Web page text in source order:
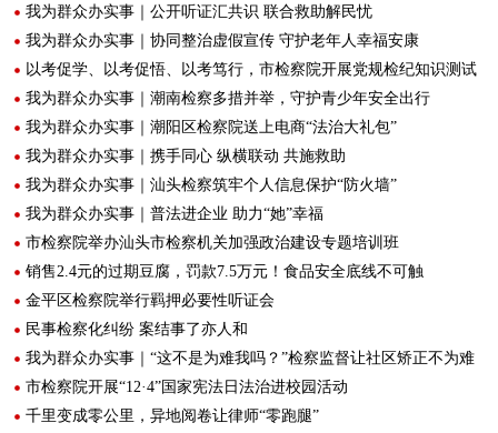
我为群众办实事｜公开听证汇共识 联合救助解民忧
我为群众办实事｜协同整治虚假宣传 守护老年人幸福安康
以考促学、以考促悟、以考笃行，市检察院开展党规检纪知识测试
我为群众办实事｜潮南检察多措并举，守护青少年安全出行
我为群众办实事｜潮阳区检察院送上电商“法治大礼包”
我为群众办实事｜携手同心 纵横联动 共施救助
我为群众办实事｜汕头检察筑牢个人信息保护“防火墙”
我为群众办实事｜普法进企业 助力“她”幸福
市检察院举办汕头市检察机关加强政治建设专题培训班
销售2.4元的过期豆腐，罚款7.5万元！食品安全底线不可触
金平区检察院举行羁押必要性听证会
民事检察化纠纷 案结事了亦人和
我为群众办实事｜“这不是为难我吗？”检察监督让社区矫正不为难
市检察院开展“12·4”国家宪法日法治进校园活动
千里变成零公里，异地阅卷让律师“零跑腿”